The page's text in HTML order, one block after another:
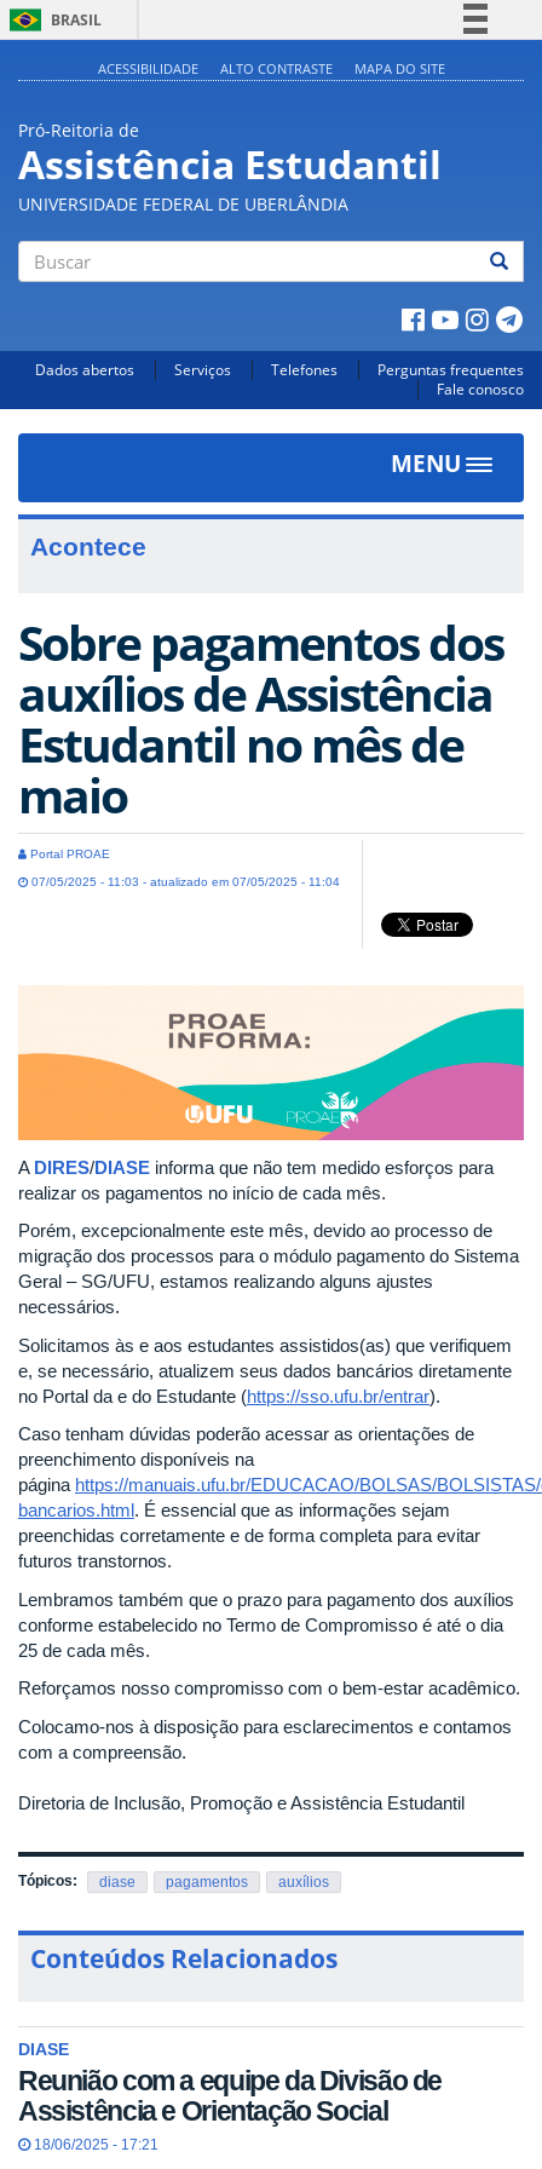
BRASIL
Acesso à informação
Legislação
Canais
ACESSIBILIDADE ALTO CONTRASTE MAPA DO SITE
Pró-Reitoria de
Assistência Estudantil
UNIVERSIDADE FEDERAL DE UBERLÂNDIA
Dados abertos Serviços Telefones
Perguntas frequentes
Fale conosco
MENU
Toggle
Acontece
Sobre pagamentos dos
auxílios de Assistência
Estudantil no mês de
maio
Portal PROAE
07/05/2025 - 11:03 - atualizado em 07/05/2025 - 11:04
A DIRES/DIASE informa que não tem medido esforços para
realizar os pagamentos no início de cada mês.
Porém, excepcionalmente este mês, devido ao processo de
migração dos processos para o módulo pagamento do Sistema
Geral – SG/UFU, estamos realizando alguns ajustes
necessários.
Solicitamos às e aos estudantes assistidos(as) que verifiquem
e, se necessário, atualizem seus dados bancários diretamente
no Portal da e do Estudante (https://sso.ufu.br/entrar).
Caso tenham dúvidas poderão acessar as orientações de
preenchimento disponíveis na
página https://manuais.ufu.br/EDUCACAO/BOLSAS/
bancarios.html. É essencial que as informações sejam
preenchidas corretamente e de forma completa para evitar
futuros transtornos.
Lembramos também que o prazo para pagamento dos auxílios
conforme estabelecido no Termo de Compromisso é até o dia
25 de cada mês.
Reforçamos nosso compromisso com o bem-estar acadêmico.
Colocamo-nos à disposição para esclarecimentos e contamos
com a compreensão.
Diretoria de Inclusão, Promoção e Assistência Estudantil
Tópicos: diase pagamentos auxílios
Conteúdos Relacionados
DIASE
Reunião com a equipe da Divisão de
Assistência e Orientação Social
18/06/2025 - 17:21